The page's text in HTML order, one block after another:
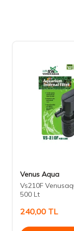
Venus Aqua
Vs210F
500 Lt
240,00 TL